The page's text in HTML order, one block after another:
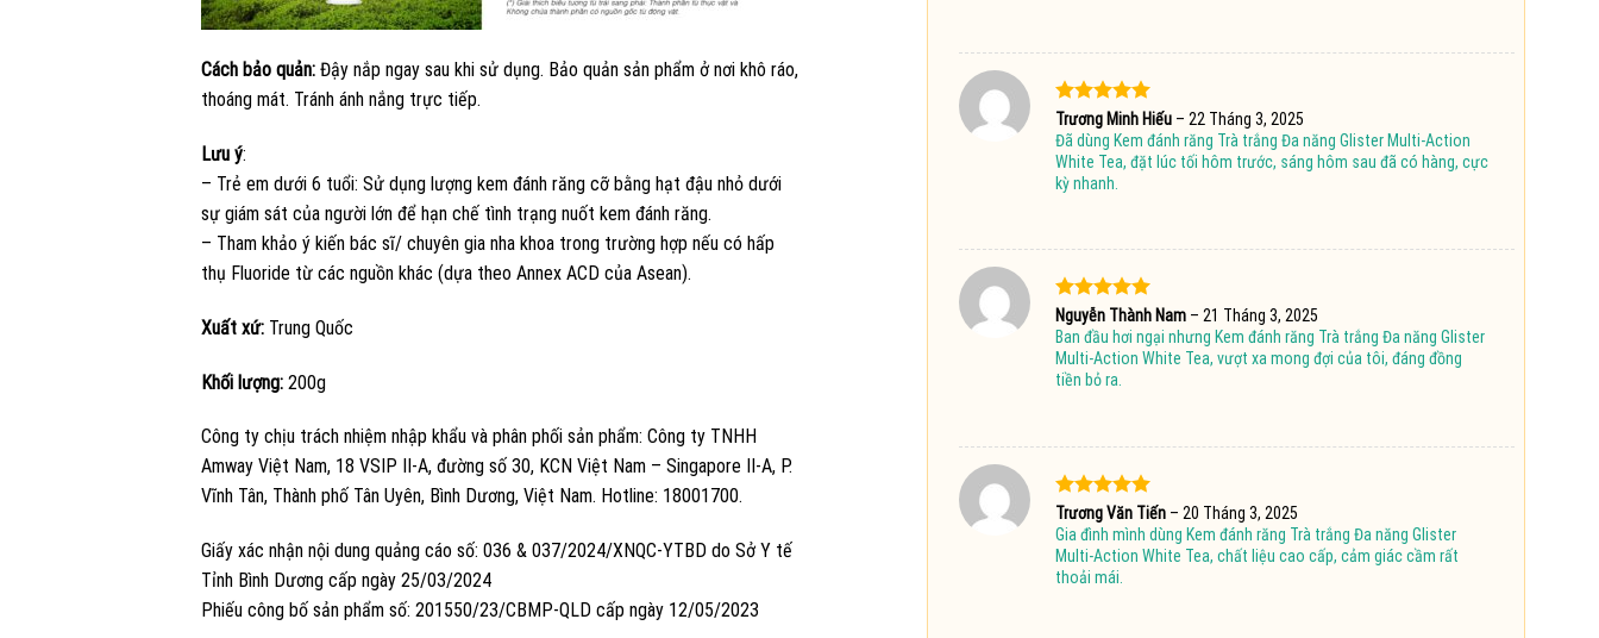
Cách bảo quản:Đậy nắp ngay sau khi sử dụng. Bảo quản sản phẩm ở nơi khô ráo,
thoáng mát. Tránh ánh nắng trực tiếp.
Lưu ý:
– Trẻ em dưới 6 tuổi: Sử dụng lượng kem đánh răng cỡ bằng hạt đậu nhỏ dưới
sự giám sát của người lớn để hạn chế tình trạng nuốt kem đánh răng.
– Tham khảo ý kiến bác sĩ/ chuyên gia nha khoa trong trường hợp nếu có hấp
thụ Fluoride từ các nguồn khác (dựa theo Annex ACD của Asean).
Xuất xứ:Trung Quốc
Khối lượng:200g
Công ty chịu trách nhiệm nhập khẩu và phân phối sản phẩm: Công ty TNHH
Amway Việt Nam, 18 VSIP II-A, đường số 30, KCN Việt Nam – Singapore II-A, P.
Vĩnh Tân, Thành phố Tân Uyên, Bình Dương, Việt Nam. Hotline: 18001700.
Giấy xác nhận nội dung quảng cáo số: 036 & 037/2024/XNQC-YTBD do Sở Y tế
Tỉnh Bình Dương cấp ngày 25/03/2024
Phiếu công bố sản phẩm số: 201550/23/CBMP-QLD cấp ngày 12/05/2023
Được xếp
hạng5 5
sao
Trương Minh Hiếu – 22 Tháng 3, 2025
Đã dùng Kem đánh răng Trà trắng Đa năng Glister Multi-Action
White Tea, đặt lúc tối hôm trước, sáng hôm sau đã có hàng, cực
kỳ nhanh.
Được xếp
hạng5 5
sao
Nguyễn Thành Nam – 21 Tháng 3, 2025
Ban đầu hơi ngại nhưng Kem đánh răng Trà trắng Đa năng Glister
Multi-Action White Tea, vượt xa mong đợi của tôi, đáng đồng
tiền bỏ ra.
Được xếp
hạng5 5
sao
Trương Văn Tiến – 20 Tháng 3, 2025
Gia đình mình dùng Kem đánh răng Trà trắng Đa năng Glister
Multi-Action White Tea, chất liệu cao cấp, cảm giác cầm rất
thoải mái.